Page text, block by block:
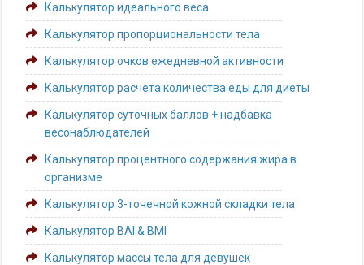
Калькулятор идеального веса
Калькулятор пропорциональности тела
Калькулятор очков ежедневной активности
Калькулятор расчета количества еды для диеты
Калькулятор суточных баллов + надбавка
весонаблюдателей
Калькулятор процентного содержания жира в
организме
Калькулятор 3-точечной кожной складки тела
Калькулятор BAI & BMI
Калькулятор массы тела для девушек